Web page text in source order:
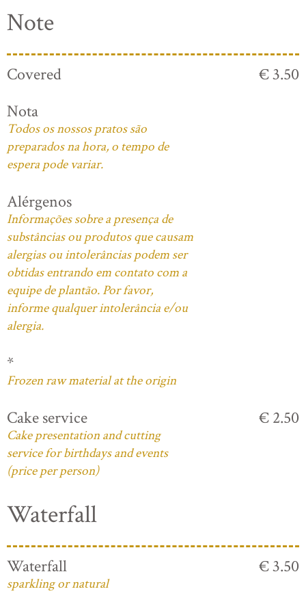
Note
Covered
€ 3.50
Nota
Todos os nossos pratos são
preparados na hora, o tempo de
espera pode variar.
Alérgenos
Informações sobre a presença de
substâncias ou produtos que causam
alergias ou intolerâncias podem ser
obtidas entrando em contato com a
equipe de plantão. Por favor,
informe qualquer intolerância e/ou
alergia.
*
Frozen raw material at the origin
Cake service
Cake presentation and cutting
service for birthdays and events
(price per person)
€ 2.50
Waterfall
Waterfall
sparkling or natural
€ 3.50